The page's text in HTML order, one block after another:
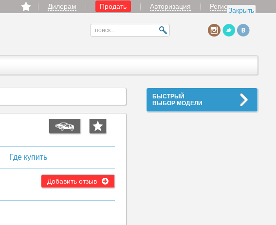
Закрыть
Дилерам Продать Авторизация Регистрация
БЫСТРЫЙ
ВЫБОР МОДЕЛИ
Где купить
Добавить отзыв